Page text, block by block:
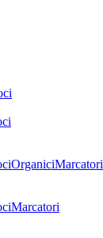
OrganiciMarcatori
Marcatori